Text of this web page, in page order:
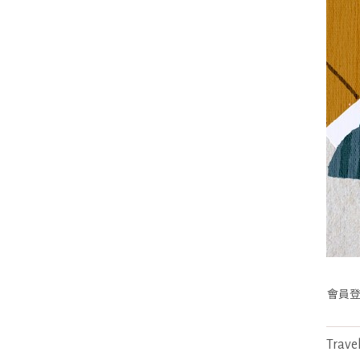
會員